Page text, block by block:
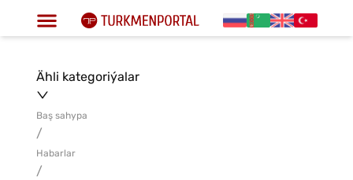
Ähli kategoriýalar
Baş sahypa
/
Habarlar
/